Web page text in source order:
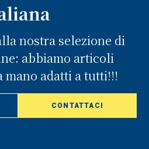
nostra selezione di
abbiamo articoli
adatti a tutti!!!
CONTATTACI